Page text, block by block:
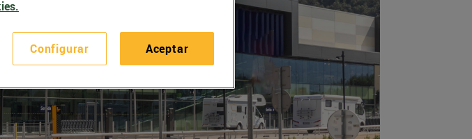
Configurar Aceptar